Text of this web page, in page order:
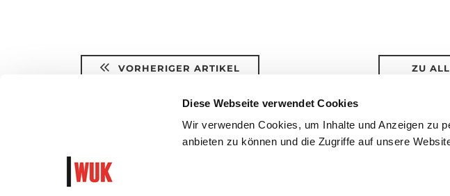
Diese Webseite verwendet Cookies
Wir verwenden Cookies, um Inhalte und Anzeigen zu
anbieten zu können und die Zugriffe auf unsere
VORHERIGER ARTIKEL ZU